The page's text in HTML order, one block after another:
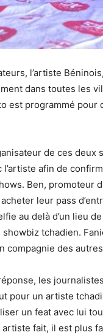
l’artiste
dans toutes les
est programmé
de ces deux
afin de
Ben, promoteur
leur pass
au delà d’un lieu
tchadien.
compagnie des
les
pour un artiste
un feat avec lui
artiste fait, il est plus